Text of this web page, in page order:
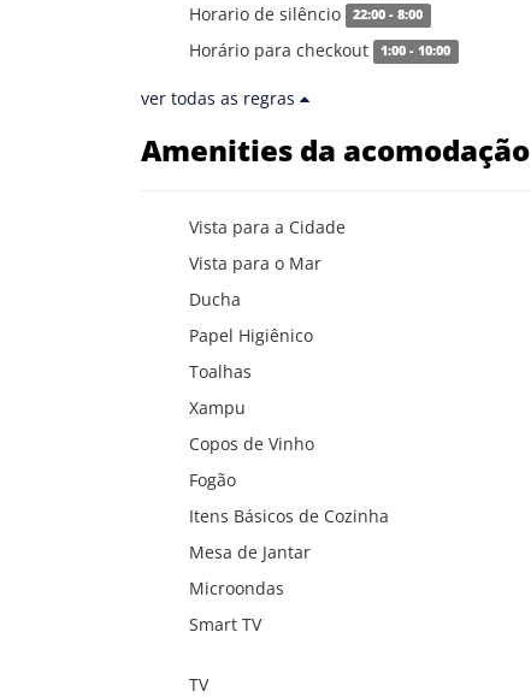
Horario de silêncio 22:00 - 8:00
Horário para checkout 1:00 - 10:00
ver todas as regras
Amenities da acomodação
Vista para a Cidade
Vista para o Mar
Ducha
Papel Higiênico
Toalhas
Xampu
Copos de Vinho
Fogão
Itens Básicos de Cozinha
Mesa de Jantar
Microondas
Smart TV
TV